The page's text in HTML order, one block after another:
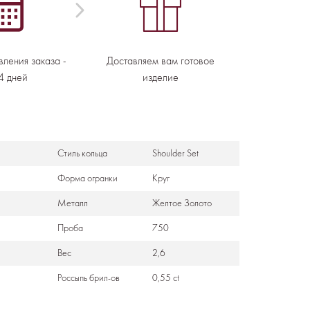
заказа -
дней
Доставляем вам готовое
изделие
Стиль кольца Shoulder Set
Формa огранки Круг
Металл Желтое Золото
Проба 750
Вес 2,6
Россыпь брил-ов 0,55 ct